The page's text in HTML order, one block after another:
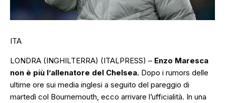
ITA
LONDRA (INGHILTERRA) (ITALPRESS) – Enzo Maresca
non è più l’allenatore del Chelsea. Dopo i rumors delle
ultime ore sui media inglesi a seguito del pareggio di
martedì col Bournemouth, ecco arrivare l’ufficialità. In una